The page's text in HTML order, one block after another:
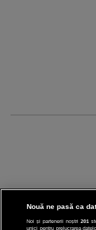
Nouă ne pasă ca
Noi și partenerii noștri 201
unici pentru prelucrarea